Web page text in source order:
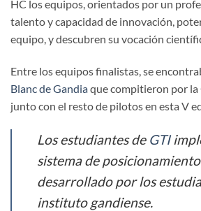
HC los equipos, orientados por un
talento y capacidad de innovación,
equipo, y descubren su vocación
Entre los equipos finalistas, se
Blanc de Gandiaque compitieron por la
junto con el resto de pilotos en esta V
Los estudiantes de GTI
sistema de
desarrollado por los
instituto gandiense.